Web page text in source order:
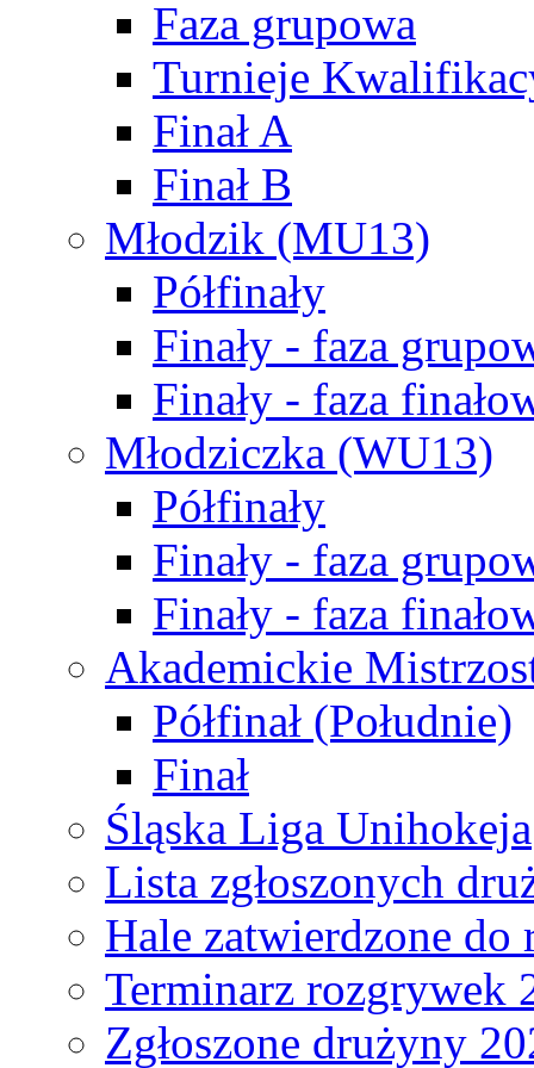
Faza grupowa
Turnieje
Finał A
Finał B
Młodzik (MU13)
Półfinały
Finały - faza
Finały - faza
Młodziczka (WU13)
Półfinały
Finały - faza
Finały - faza
Akademickie
Półfinał (Południe)
Finał
Śląska Liga Unihokeja
Lista zgłoszonych
Hale zatwierdzone do
Terminarz rozgrywek
Zgłoszone drużyny